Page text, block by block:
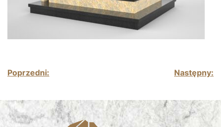
Nawigacja wpisu
Poprzedni: Następny: